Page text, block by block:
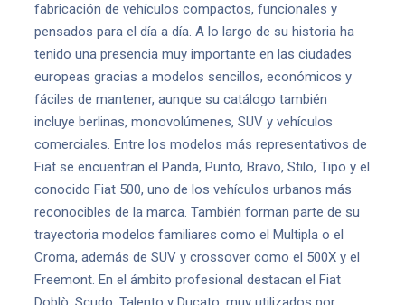
fabricación de vehículos compactos, funcionales y
pensados para el día a día. A lo largo de su historia ha
tenido una presencia muy importante en las ciudades
europeas gracias a modelos sencillos, económicos y
fáciles de mantener, aunque su catálogo también
incluye berlinas, monovolúmenes, SUV y vehículos
comerciales. Entre los modelos más representativos de
Fiat se encuentran el Panda, Punto, Bravo, Stilo, Tipo y el
conocido Fiat 500, uno de los vehículos urbanos más
reconocibles de la marca. También forman parte de su
trayectoria modelos familiares como el Multipla o el
Croma, además de SUV y crossover como el 500X y el
Freemont. En el ámbito profesional destacan el Fiat